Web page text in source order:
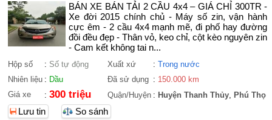
BÁN XE BÁN TẢI 2 CẦU 4x4 – GIÁ CHỈ 300TR -
Xe đời 2015 chính chủ - Máy số zin, vận hành
cực êm - 2 cầu 4x4 mạnh mẽ, đi phố hay đường
đồi đều đẹp - Thân vỏ, keo chỉ, cột kèo nguyên zin
- Cam kết không tai n...
Hộp số : Số tự động Xuất xứ : Trong nước
Nhiên liệu : Dầu Đã sử dụng : 150.000 km
Giá xe
: 300 triệu Quận/Huyện : Huyện Thanh Thủy, Phú Thọ
Lưu tin
So sánh